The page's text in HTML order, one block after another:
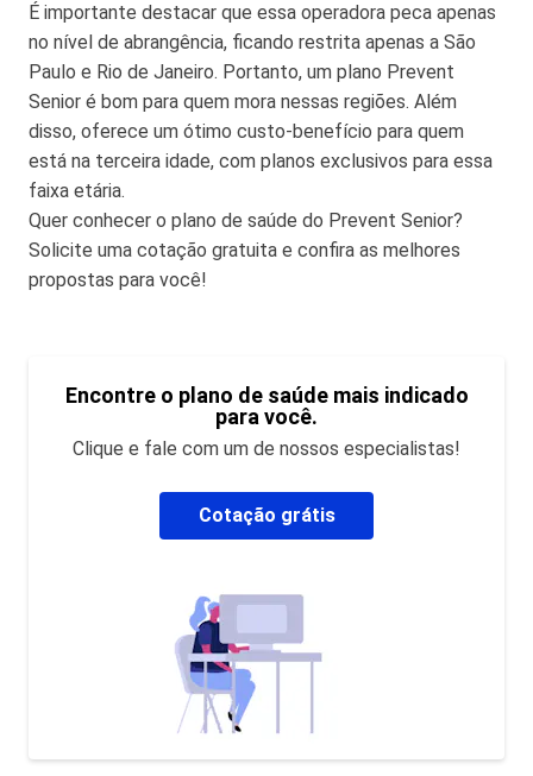
É importante destacar que essa operadora peca apenas
no nível de abrangência, ficando restrita apenas a São
Paulo e Rio de Janeiro. Portanto, um plano Prevent
Senior é bom para quem mora nessas regiões. Além
disso, oferece um ótimo custo-benefício para quem
está na terceira idade, com planos exclusivos para essa
faixa etária.
Quer conhecer o plano de saúde do Prevent Senior?
Solicite uma cotação gratuita e confira as melhores
propostas para você!
Encontre o plano de saúde mais indicado
para você.
Clique e fale com um de nossos especialistas!
Cotação grátis